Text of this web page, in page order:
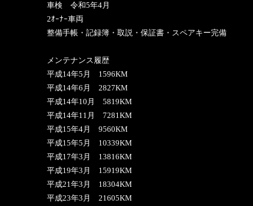
車検 令和5年4月
2ｵｰﾅｰ車両
整備手帳・記録簿・取説・保証書・スペアキー完備
メンテナンス履歴
平成14年5月 1596KM
平成14年6月 2827KM
平成14年10月 5819KM
平成14年11月 7281KM
平成15年4月 9560KM
平成15年5月 10339KM
平成17年3月 13816KM
平成19年3月 15919KM
平成21年3月 18304KM
平成23年3月 21605KM